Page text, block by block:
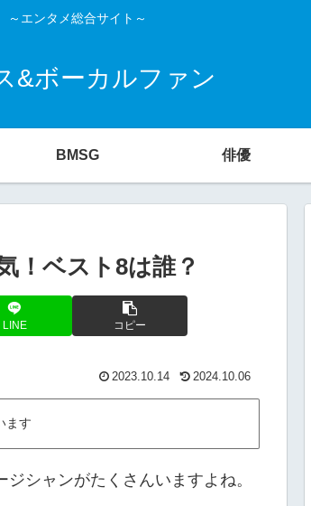
～エンタメ総合サイト～
&ボーカルファン
BMSG 俳優
！ベスト8は誰？
LINE コピー
2023.10.14 2024.10.06
ます
シャンがたくさんいますよね。